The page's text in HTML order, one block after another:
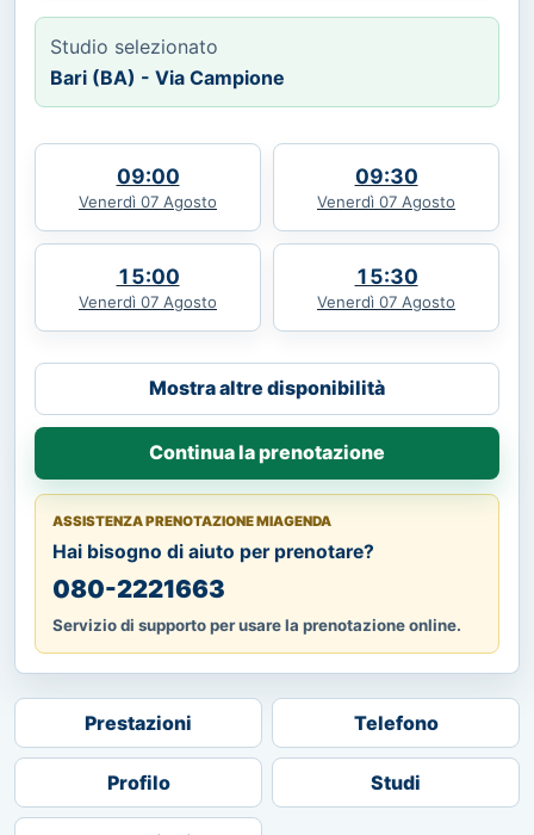
Studio selezionato
Bari (BA) - Via Campione
09:00
Venerdì 07 Agosto
09:30
Venerdì 07 Agosto
15:00
Venerdì 07 Agosto
15:30
Venerdì 07 Agosto
Mostra altre disponibilità
Continua la prenotazione
ASSISTENZA PRENOTAZIONE MIAGENDA
Hai bisogno di aiuto per prenotare?
080-2221663
Servizio di supporto per usare la prenotazione online.
Prestazioni Telefono
Profilo Studi